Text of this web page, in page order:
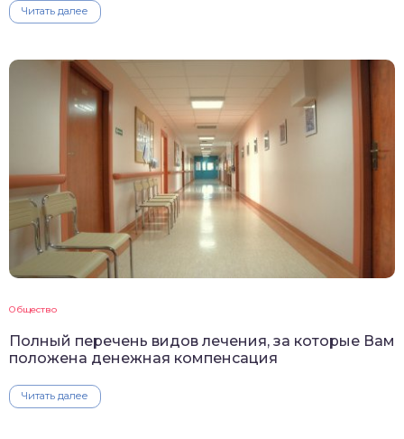
Читать далее
Общество
Полный перечень видов лечения, за которые Вам
положена денежная компенсация
Читать далее